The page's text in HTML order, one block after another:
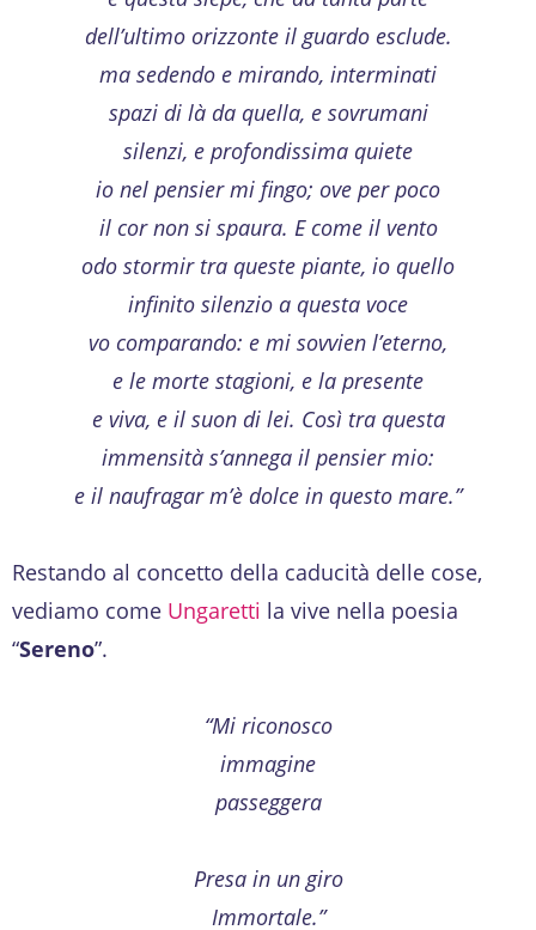
dell’ultimo orizzonte il guardo esclude.
ma sedendo e mirando, interminati
spazi di là da quella, e sovrumani
silenzi, e profondissima quiete
io nel pensier mi fingo; ove per poco
il cor non si spaura. E come il vento
odo stormir tra queste piante, io quello
infinito silenzio a questa voce
vo comparando: e mi sovvien l’eterno,
e le morte stagioni, e la presente
e viva, e il suon di lei. Così tra questa
immensità s’annega il pensier mio:
e il naufragar m’è dolce in questo mare.”
Restando al concetto della caducità delle cose,
vediamo come Ungaretti la vive nella poesia
“Sereno”.
“Mi riconosco
immagine
passeggera
Presa in un giro
Immortale.”